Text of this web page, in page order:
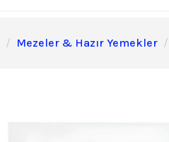
Mezeler & Hazır Yemekler